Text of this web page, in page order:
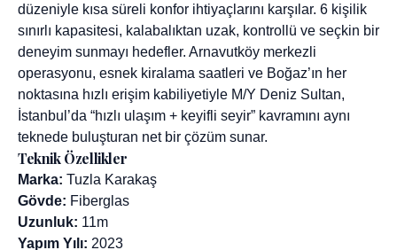
düzeniyle kısa süreli konfor ihtiyaçlarını karşılar. 6 kişilik
sınırlı kapasitesi, kalabalıktan uzak, kontrollü ve seçkin bir
deneyim sunmayı hedefler. Arnavutköy merkezli
operasyonu, esnek kiralama saatleri ve Boğaz’ın her
noktasına hızlı erişim kabiliyetiyle M/Y Deniz Sultan,
İstanbul’da “hızlı ulaşım + keyifli seyir” kavramını aynı
teknede buluşturan net bir çözüm sunar.
Teknik Özellikler
Marka: Tuzla Karakaş
Gövde: Fiberglas
Uzunluk: 11m
Yapım Yılı: 2023